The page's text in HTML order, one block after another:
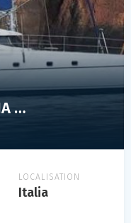
FOUNTAINE PAJOT BAHIA 46
LOCALISATION
Italia